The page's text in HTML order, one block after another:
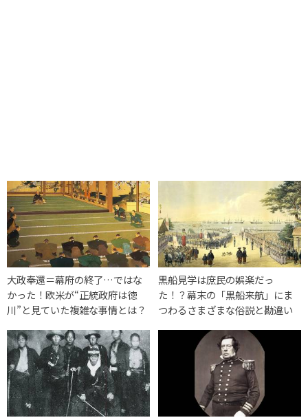
大政奉還＝幕府の終了…ではな
かった！欧米が“正統政府は徳
川”と見ていた複雑な事情とは？
黒船見学は庶民の娯楽だっ
た！？幕末の「黒船来航」にま
つわるさまざまな俗説と勘違い